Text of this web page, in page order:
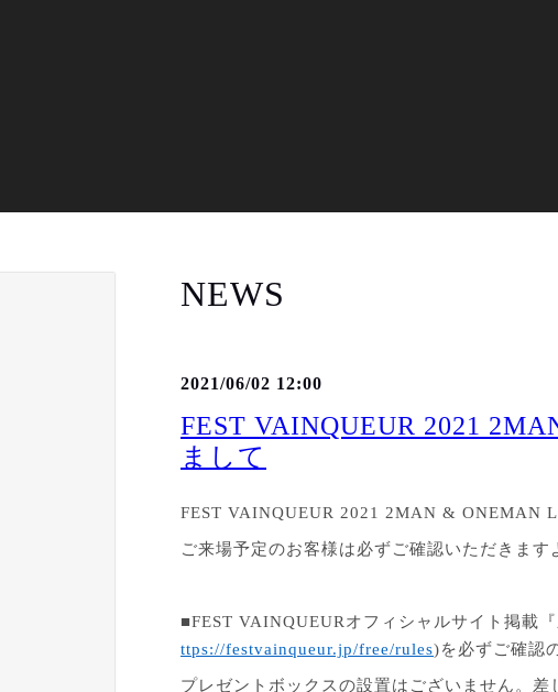
NEWS
2021/06/02 12:00
FEST VAINQUEUR 2021
まして
FEST VAINQUEUR 2021 2MAN & ONEMAN
ご来場予定のお客様は必ずご確認いただきます
■FEST VAINQUEURオフィシャルサイト掲載『
ttps://festvainqueur.jp/free/rules)を必ずご確認
プレゼントボックスの設置はございません。差